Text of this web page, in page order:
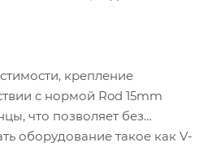
крепление
с нормой Rod 15mm
что позволяет без
оборудование такое как V-